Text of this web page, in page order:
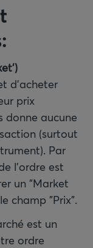
d'acheter
prix
donne aucune
(surtout
Par
l’ordre est
un "Market
champ "Prix".
est un
ordre